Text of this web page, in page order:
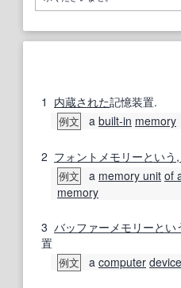
1 内蔵された記憶装置.
例文 a built‐in memory
2 フォントメモリーという ,
例文 a memory unit of
memory
3 バッファーメモリーとい
置
例文 a computer device